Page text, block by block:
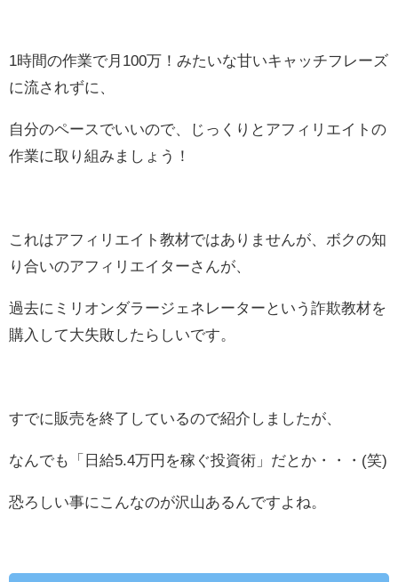
1時間の作業で月100万！みたいな甘いキャッチフレーズ
に流されずに、
自分のペースでいいので、じっくりとアフィリエイトの
作業に取り組みましょう！
これはアフィリエイト教材ではありませんが、ボクの知
り合いのアフィリエイターさんが、
過去にミリオンダラージェネレーターという詐欺教材を
購入して大失敗したらしいです。
すでに販売を終了しているので紹介しましたが、
なんでも「日給5.4万円を稼ぐ投資術」だとか・・・(笑)
恐ろしい事にこんなのが沢山あるんですよね。